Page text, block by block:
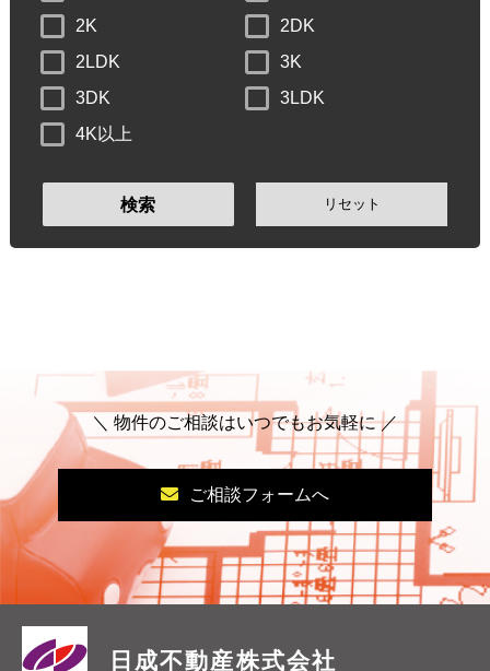
2K
2DK
2LDK
3K
3DK
3LDK
4K以上
検索 リセット
＼ 物件のご相談はいつでもお気軽に ／
ご相談フォームへ
日成不動産株式会社